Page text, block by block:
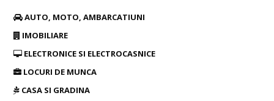
AUTO, MOTO, AMBARCATIUNI
IMOBILIARE
ELECTRONICE SI ELECTROCASNICE
LOCURI DE MUNCA
CASA SI GRADINA